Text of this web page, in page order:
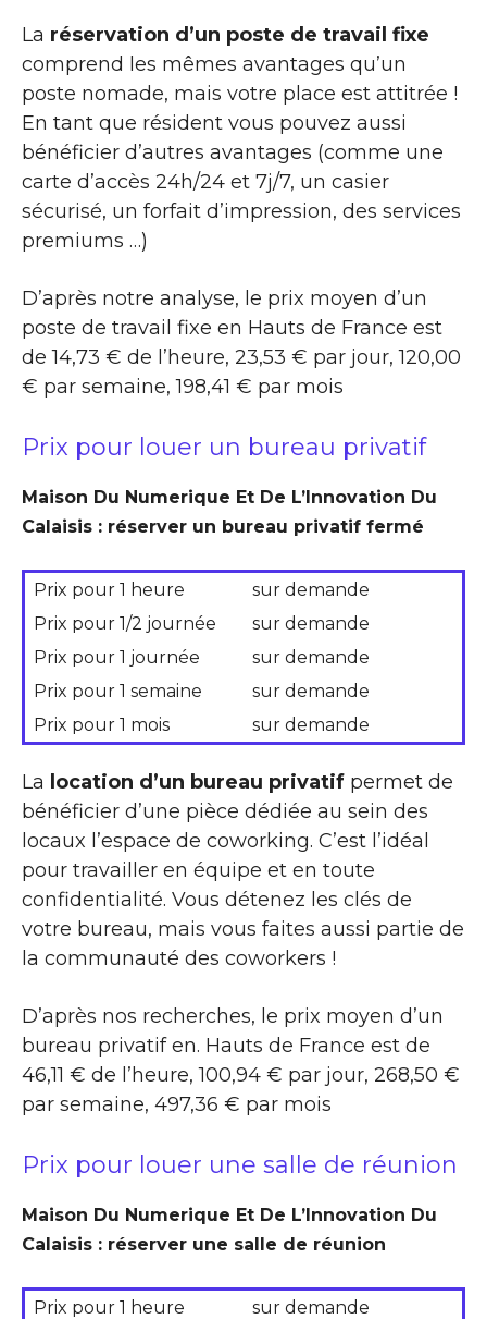
La réservation d’un poste de travail fixe
comprend les mêmes avantages qu’un
poste nomade, mais votre place est attitrée !
En tant que résident vous pouvez aussi
bénéficier d’autres avantages (comme une
carte d’accès 24h/24 et 7j/7, un casier
sécurisé, un forfait d’impression, des services
premiums …)
D’après notre analyse, le prix moyen d’un
poste de travail fixe en Hauts de France est
de 14,73 € de l’heure, 23,53 € par jour, 120,00
€ par semaine, 198,41 € par mois
Prix pour louer un bureau privatif
Maison Du Numerique Et De L’Innovation Du
Calaisis : réserver un bureau privatif fermé
Prix pour 1 heure
sur demande
Prix pour 1/2 journée
sur demande
Prix pour 1 journée
sur demande
Prix pour 1 semaine
sur demande
Prix pour 1 mois
sur demande
La location d’un bureau privatif permet de
bénéficier d’une pièce dédiée au sein des
locaux l’espace de coworking. C’est l’idéal
pour travailler en équipe et en toute
confidentialité. Vous détenez les clés de
votre bureau, mais vous faites aussi partie de
la communauté des coworkers !
D’après nos recherches, le prix moyen d’un
bureau privatif en. Hauts de France est de
46,11 € de l’heure, 100,94 € par jour, 268,50 €
par semaine, 497,36 € par mois
Prix pour louer une salle de réunion
Maison Du Numerique Et De L’Innovation Du
Calaisis : réserver une salle de réunion
Prix pour 1 heure
sur demande